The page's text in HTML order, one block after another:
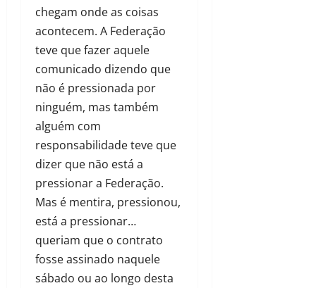
chegam onde as coisas
acontecem. A Federação
teve que fazer aquele
comunicado dizendo que
não é pressionada por
ninguém, mas também
alguém com
responsabilidade teve que
dizer que não está a
pressionar a Federação.
Mas é mentira, pressionou,
está a pressionar…
queriam que o contrato
fosse assinado naquele
sábado ou ao longo desta